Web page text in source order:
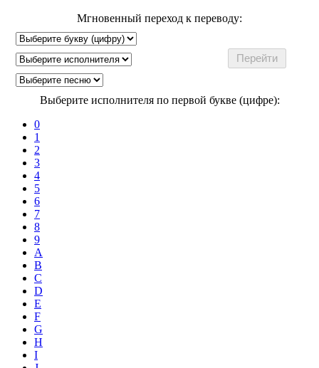
Мгновенный переход к переводу:
Выберите исполнителя по первой букве (цифре):
0
1
2
3
4
5
6
7
8
9
A
B
C
D
E
F
G
H
I